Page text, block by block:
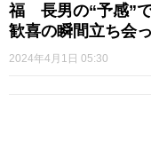
福 長男の“予感”
歓喜の瞬間立ち会
2024年4月1日 05:30